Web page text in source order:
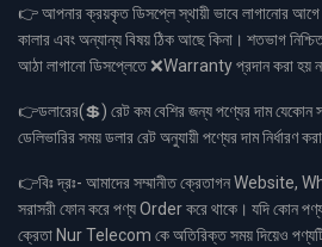
👉 আপনার ক্রয়কৃত ডিসপ্লে স্থায়ী ভাবে লাগানোর আগে
কালার এবং অন্যান্য বিষয় ঠিক আছে কিনা। শতভাগ
আঠা লাগানো ডিসপ্লেতে ❌Warranty প্রদান করা হয়
👉ডলারের(💲) রেট কম বেশির জন্য পণ্যের দাম যেকোন
ডেলিভারির সময় ডলার রেট অনুযায়ী পণ্যের দাম নির্ধারণ
👉বিঃ দ্রঃ- আমাদের সম্মানীত ক্রেতাগন
সরাসরী ফোন করে পণ্য Order করে থাকে। যদি কোন
ক্রেতা Nur Telecom কে অতিরিক্ত সময় দিয়েও